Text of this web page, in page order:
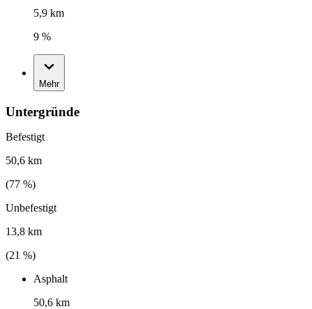
5,9 km
9 %
Mehr
Untergründe
Befestigt
50,6 km
(77 %)
Unbefestigt
13,8 km
(21 %)
Asphalt
50,6 km